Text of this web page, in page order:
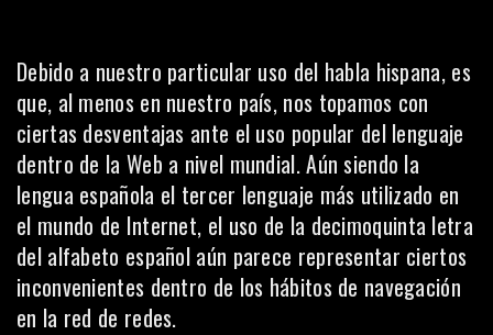
Debido a nuestro particular uso del habla hispana, es
que, al menos en nuestro país, nos topamos con
ciertas desventajas ante el uso popular del lenguaje
dentro de la Web a nivel mundial. Aún siendo la
lengua española el tercer lenguaje más utilizado en
el mundo de Internet, el uso de la decimoquinta letra
del alfabeto español aún parece representar ciertos
inconvenientes dentro de los hábitos de navegación
en la red de redes.